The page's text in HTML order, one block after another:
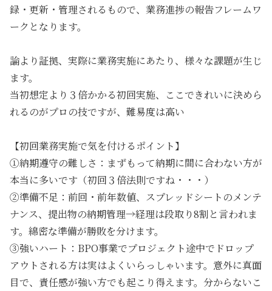
録・更新・管理されるもので、業務進捗の報告フレームワ
ーク となります。
論より証拠、実際に業務実施にあたり、様々な課題が生じ
ます。
当初想定より３倍かかる初回実施、ここできれいに決めら
れるのがプロの技ですが、難易度は高い
【初回業務実施で気を付けるポイント】
①納期遵守の難しさ ：まずもって納期に間に合わない方が
本当に多いです（初回３倍法則ですね・・・）
②準備不足 ：前回・前年数値、スプレッドシートのメンテ
ナンス、提出物の納期管理→経理は段取り8割と言われま
す。綿密な準備が勝敗を分けます。
③強いハート ：BPO事業でプロジェクト途中でドロップ
アウトされる方は実はよくいらっしゃいます。意外に真面
目で、責任感が強い方でも起こり得えます。分からないこ